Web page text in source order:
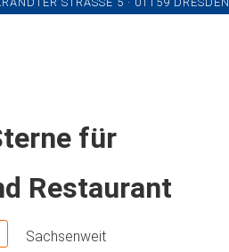
für
Restaurant
Sachsenweit